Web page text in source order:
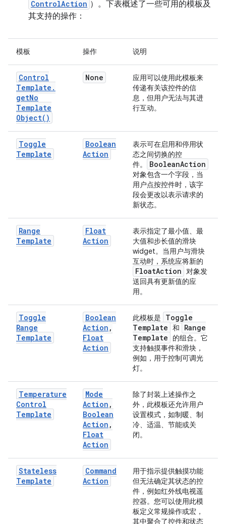
ControlAction ）。下表概述了一些可用的模板及
其支持的操作：
模板 操作 说明
Control
Template .
getNo
Template
Object( )
None
应用可以使用此模板来
传递有关该控件的信
息，但用户无法与其进
行互动。
Toggle
Template
Boolean
Action
表示可在启用和停用状
态之间切换的控
件。
BooleanAction
对象包含一个字段，当
用户点按控件时，该字
段会更改以表示请求的
新状态。
Range
Template
Float
Action
表示指定了最小值、最
大值和步长值的滑块
widget。当用户与滑块
互动时，系统应将新的
FloatAction 对象发
送回具有更新值的应
用。
Toggle
Range
Template
Boolean
Action ,
Float
Action
此模板是
Toggle
Template 和
Range
Template
的组合。它
支持触摸事件和滑块，
例如，用于控制可调光
灯。
Temperature
Control
Template
Mode
Action ,
Boolean
Action ,
Float
Action
除了封装上述操作之
外，此模板还允许用户
设置模式，如制暖、制
冷、适温、节能或关
闭。
Stateless
Template
Command
Action
用于指示提供触摸功能
但无法确定其状态的控
件，例如红外线电视遥
控器。您可以使用此模
板定义常规操作或宏，
其中聚合了控件和状态